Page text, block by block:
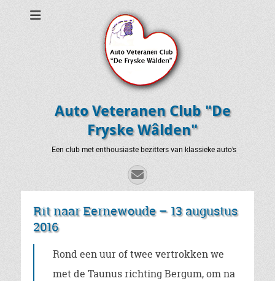
Auto Veteranen Club "De
Fryske Wâlden"
Een club met enthousiaste bezitters van klassieke auto’s
E-
mail
Rit naar Eernewoude – 13 augustus
2016
Rond een uur of twee vertrokken we
met de Taunus richting Bergum, om na